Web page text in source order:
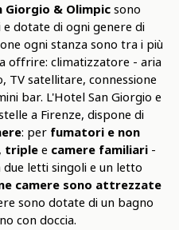
Giorgio & Olimpicsono
dotate di ogni genere di
ogni stanza sono tra i più
offrire: climatizzatore - aria
TV satellitare, connessione
bar. L'Hotel San Giorgio e
a Firenze, dispone di
: per fumatori e non
triplee camere familiari-
letti singoli e un letto
camere sono attrezzate
sono dotate di un bagno
con doccia.